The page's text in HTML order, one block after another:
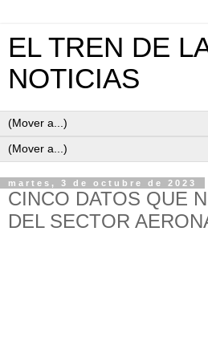
EL TREN DE
NOTICIAS
martes, 3 de octubre de 2023
CINCO DATOS QUE
DEL SECTOR